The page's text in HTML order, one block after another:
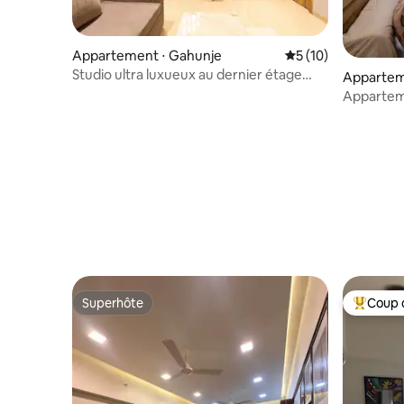
Appartement ⋅ Gahunje Évaluation
5 (10)
Studio ultra luxueux au dernier étage
Superhôte
Superhôte Coups
Coup